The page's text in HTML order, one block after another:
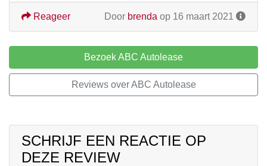
Door brenda op 16 maart 2021
Reageer
Bezoek ABC Autolease
Reviews over ABC Autolease
SCHRIJF EEN REACTIE OP
DEZE REVIEW